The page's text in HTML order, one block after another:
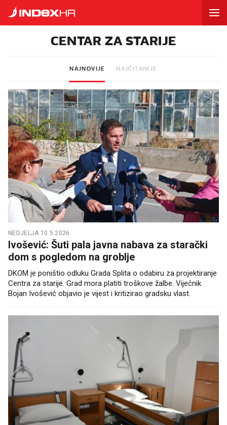
CENTAR ZA STARIJE
NAJNOVIJE NAJČITANIJE
NEDJELJA 10.5.2026.
Ivošević: Šuti pala javna nabava za starački
dom s pogledom na groblje
DKOM je poništio odluku Grada Splita o odabiru za projektiranje
Centra za starije. Grad mora platiti troškove žalbe. Vijećnik
Bojan Ivošević objavio je vijest i kritizirao gradsku vlast.